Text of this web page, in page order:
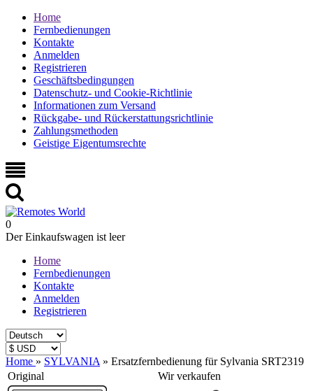
Home
Fernbedienungen
Kontakte
Anmelden
Registrieren
Geschäftsbedingungen
Datenschutz- und Cookie-Richtlinie
Informationen zum Versand
Rückgabe- und Rückerstattungsrichtlinie
Zahlungsmethoden
Geistige Eigentumsrechte
0
Der Einkaufswagen ist leer
Home
Fernbedienungen
Kontakte
Anmelden
Registrieren
Home » SYLVANIA » Ersatzfernbedienung für Sylvania SRT2319
Original
Wir verkaufen